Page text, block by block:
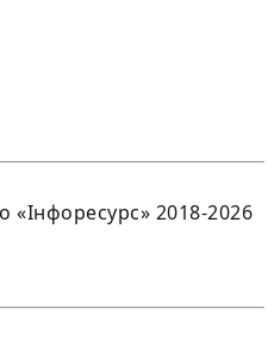
2018-2026